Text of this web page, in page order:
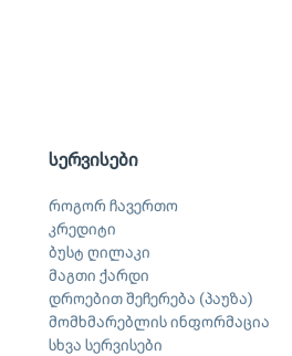
სერვისები
როგორ ჩავერთო
კრედიტი
ბუსტ ღილაკი
მაგთი ქარდი
დროებით შეჩერება (პაუზა)
მომხმარებლის ინფორმაცია
სხვა სერვისები